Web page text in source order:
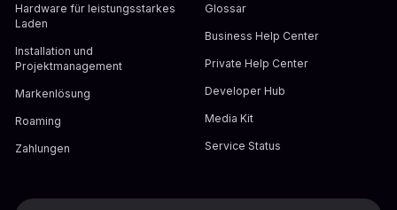
Hardware für leistungsstarkes
Laden
Installation und
Projektmanagement
Markenlösung
Roaming
Zahlungen
Glossar
Business Help Center
Private Help Center
Developer Hub
Media Kit
Service Status